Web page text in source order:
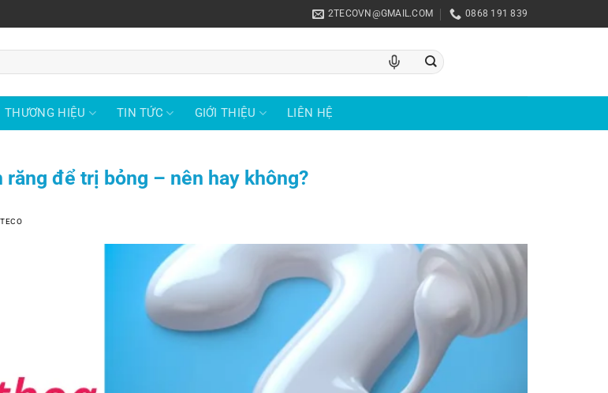
2TECOVN@GMAIL.COM 0868 191 839
THƯƠNG HIỆU TIN TỨC GIỚI THIỆU LIÊN HỆ
răng để trị bỏng – nên hay không?